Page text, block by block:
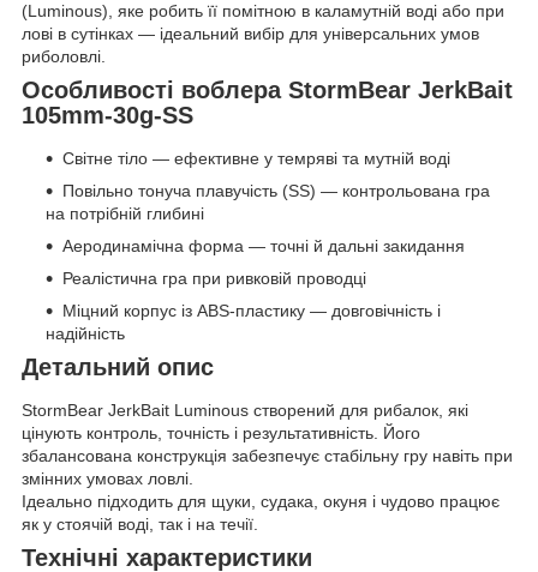
(Luminous), яке робить її помітною в каламутній воді або при
лові в сутінках — ідеальний вибір для універсальних умов
риболовлі.
Особливості воблера StormBear JerkBait
105mm-30g-SS
Світне тіло — ефективне у темряві та мутній воді
Повільно тонуча плавучість (SS) — контрольована гра
на потрібній глибині
Аеродинамічна форма — точні й дальні закидання
Реалістична гра при ривковій проводці
Міцний корпус із ABS-пластику — довговічність і
надійність
Детальний опис
StormBear JerkBait Luminous створений для рибалок, які
цінують контроль, точність і результативність. Його
збалансована конструкція забезпечує стабільну гру навіть при
змінних умовах ловлі.
Ідеально підходить для щуки, судака, окуня і чудово працює
як у стоячій воді, так і на течії.
Технічні характеристики